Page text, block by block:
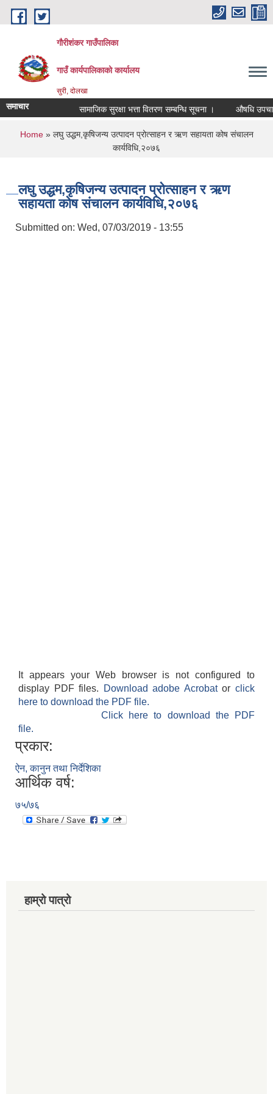
Skip to main content
गौरीशंकर गाउँपालिका
गाउँ कार्यपालिकाको कार्यालय
सुरी, दोलखा
समाचार सामाजिक सुरक्षा भत्ता वितरण सम्बन्धि सूचना । औषधि उपचार
You are here
Home» लघु उद्धम,कृषिजन्य उत्पादन प्रोत्साहन र ऋण सहायता कोष संचालन
कार्यविधि,२०७६
लघु उद्धम,कृषिजन्य उत्पादन प्रोत्साहन र ऋण
सहायता कोष संचालन कार्यविधि,२०७६
Submitted on: Wed, 07/03/2019 - 13:55
It appears your Web browser is not configured to
display PDF files.
Download adobe Acrobatorclick
here to download the PDF file.
Click here to download the PDF
file.
प्रकार:
ऐन, कानुन तथा निर्देशिका
आर्थिक वर्ष:
७५/७६
हाम्रो पात्रो